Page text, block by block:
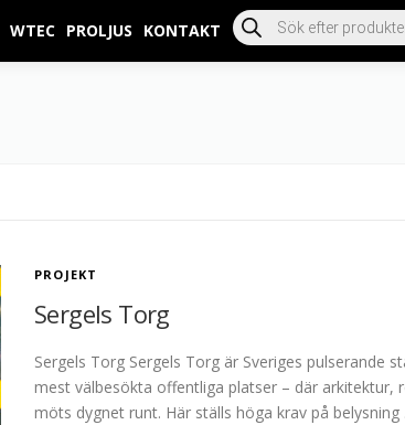
WTEC PROLJUS KONTAKT
PROJEKT
Sergels Torg
Sergels Torg Sergels Torg är Sveriges pulserande
mest välbesökta offentliga platser – där arkitektur,
möts dygnet runt. Här ställs höga krav på belysning